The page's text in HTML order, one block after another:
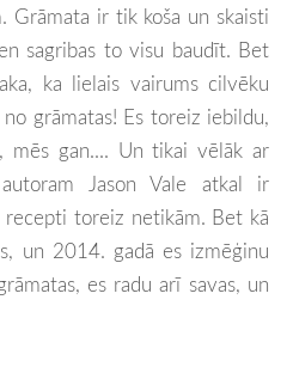
Grāmata ir tik koša un skaisti
sagribas to visu baudīt. Bet
ka lielais vairums cilvēku
grāmatas! Es toreiz iebildu,
mēs gan.... Un tikai vēlāk ar
Jason Vale atkal ir
toreiz netikām. Bet kā
un 2014. gadā es izmēģinu
es radu arī savas, un